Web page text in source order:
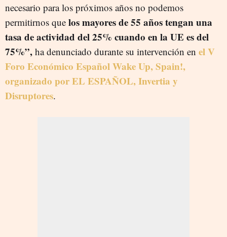
necesario para los próximos años no podemos
permitirnos que los mayores de 55 años tengan una
tasa de actividad del 25% cuando en la UE es del
75%”, ha denunciado durante su intervención en el V
Foro Económico Español Wake Up, Spain!,
organizado por EL ESPAÑOL, Invertia y
Disruptores.